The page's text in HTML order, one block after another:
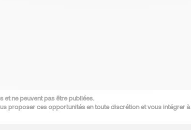
et ne peuvent pas être publiées.
proposer ces opportunités en toute discrétion et vous intégrer à